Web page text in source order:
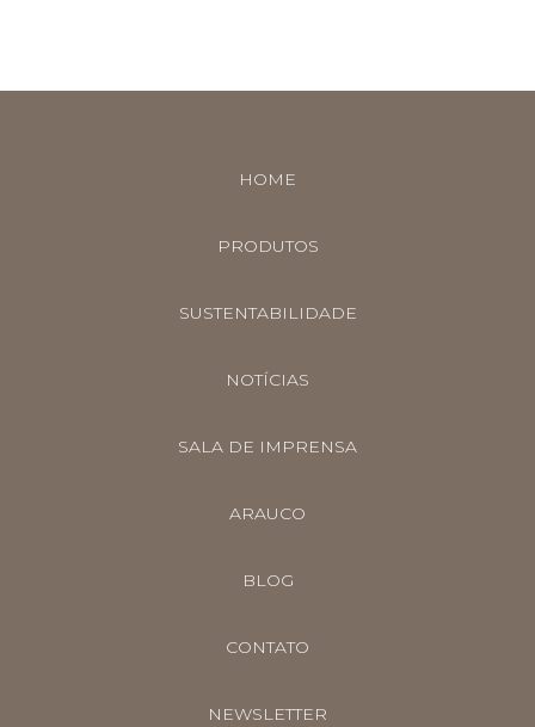
HOME
PRODUTOS
SUSTENTABILIDADE
NOTÍCIAS
SALA DE IMPRENSA
ARAUCO
BLOG
CONTATO
NEWSLETTER